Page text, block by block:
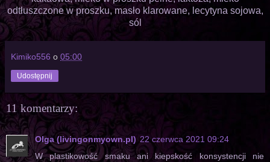
odtłuszczone w proszku, masło klarowane, lecytyna sojowa,
sól
Kimiko556 o 05:00
Udostępnij
11 komentarzy:
Olga (livingonmyown.pl) 22 czerwca 2021 09:24
W plastikowość smaku ani kiepskość konsystencji nie